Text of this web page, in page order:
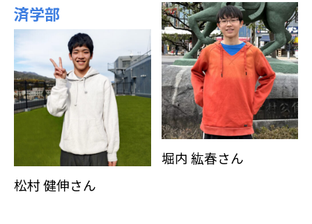
済学部
松村 健伸さん
堀内 紘春さん